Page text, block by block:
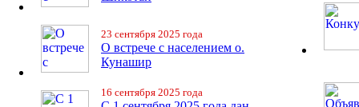
23 сентября 2025 года
О встрече с населением о.
Кунашир
16 сентября 2025 года